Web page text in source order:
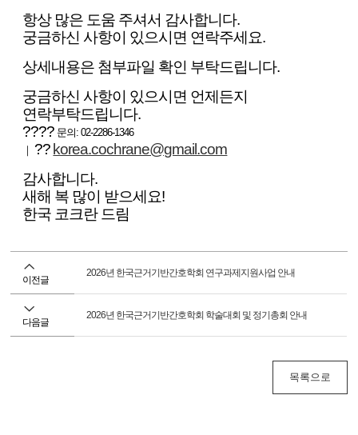
항상 많은 도움 주셔서 감사합니다.
궁금하신 사항이 있으시면 연락주세요.
상세내용은 첨부파일 확인 부탁드립니다.
궁금하신 사항이 있으시면 언제든지
연락부탁드립니다.
???? 문의: 02-2286-1346
｜ ??korea.cochrane@gmail.com
감사합니다.
새해 복 많이 받으세요!
한국 코크란 드림
이전글
2026년 한국근거기반간호학회 연구과제지원사업 안내
다음글
2026년 한국근거기반간호학회 학술대회 및 정기총회 안내